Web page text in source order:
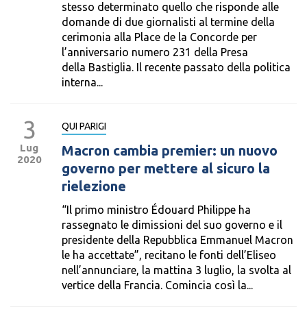
stesso determinato quello che risponde alle
domande di due giornalisti al termine della
cerimonia alla Place de la Concorde per
l’anniversario numero 231 della Presa
della Bastiglia. Il recente passato della politica
interna...
3
Lug
2020
QUI PARIGI
Macron cambia premier: un nuovo
governo per mettere al sicuro la
rielezione
“Il primo ministro Édouard Philippe ha
rassegnato le dimissioni del suo governo e il
presidente della Repubblica Emmanuel Macron
le ha accettate”, recitano le fonti dell’Eliseo
nell’annunciare, la mattina 3 luglio, la svolta al
vertice della Francia. Comincia così la...